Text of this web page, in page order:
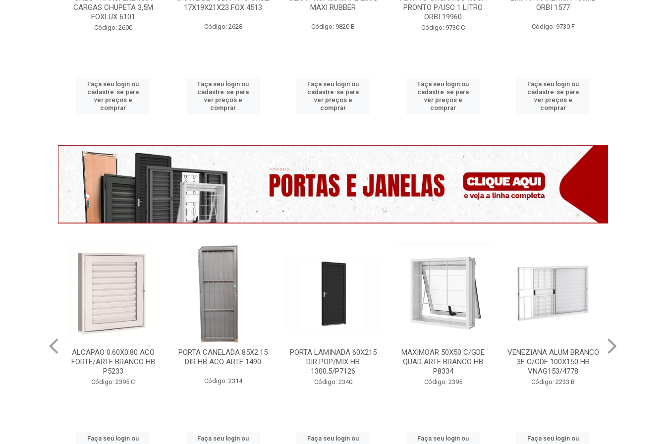
17X19X21X23 FOX 4513
Código: 2628
Faça seu login ou
cadastre-se para
ver preços e
comprar
MAXI RUBBER
Código: 9820 B
Faça seu login ou
cadastre-se para
ver preços e
comprar
PRONTO P/USO 1 LITRO
Código: 9730 C
Faça seu login ou
cadastre-se para
ver preços e
comprar
ORBI 1577
Código: 9730 F
Faça seu login ou
cadastre-se para
ver preços e
comprar
ORBI 246
Código: 9730 E
Faça seu login ou
cadastre-se para
ver preços e
comprar
PORTA CANELADA 85X2.15
DIR HB ACO ARTE 1490
Código: 2314
Faça seu login ou
PORTA LAMINADA 60X215
DIR POP/MIX HB
Código: 2340
Faça seu login ou
MAXIMOAR 50X50 C/GDE
QUAD ARTE BRANCO HB
P8334
Código: 2395
Faça seu login ou
VENEZIANA ALUM BRANCO
3F C/GDE 100X150 HB
VNAG153/4778
Código: 2233 B
Faça seu login ou
PORTA LAMINADA BRANCA
85X215 DIR MIX HB P7134
Código: 2391
Faça seu login ou